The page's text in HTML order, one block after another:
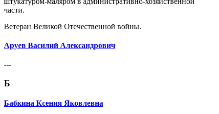
части.
Ветеран Великой Отечественной войны.
Аруев Василий Александрович
---
Б
Бабкина Ксения Яковлевна